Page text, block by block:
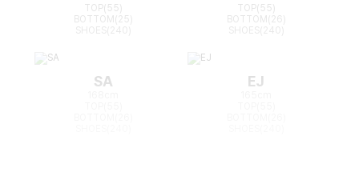
TOP(55)
BOTTOM(25)
TOP(55)
BOTTOM(26)
SA EJ